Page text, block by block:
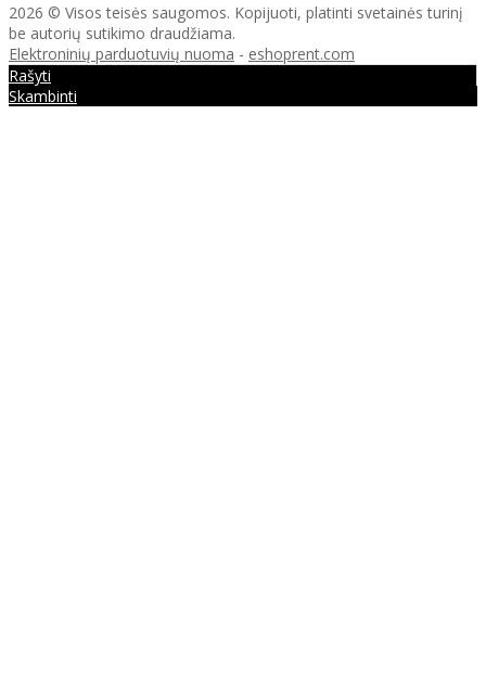
2026 © Visos teisės saugomos. Kopijuoti, platinti svetainės turinį
be autorių sutikimo draudžiama.
Elektroninių parduotuvių nuoma - eshoprent.com
Rašyti
Skambinti